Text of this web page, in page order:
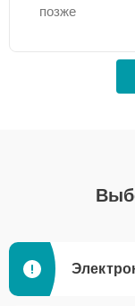
позже